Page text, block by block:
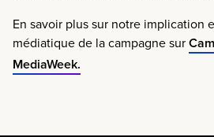
En savoir plus sur notre implication
médiatique de la campagne sur
MediaWeek.